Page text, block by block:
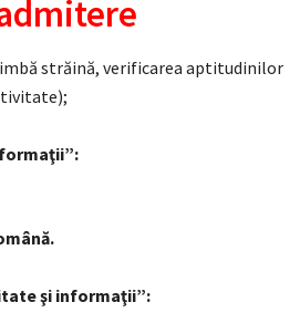
străină, verificarea aptitudinilor
şi informaţii”: